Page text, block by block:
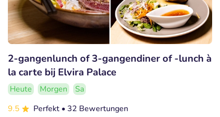
2-gangenlunch of 3-gangendiner of -lunch à
la carte bij Elvira Palace
Heute Morgen
Sa
9.5
Perfekt • 32 Bewertungen